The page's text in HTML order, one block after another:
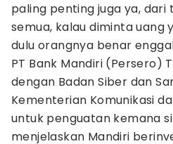
paling penting juga ya,
semua, kalau diminta uang
dulu orangnya benar
PT Bank Mandiri (Persero)
dengan Badan Siber dan
Kementerian Komunikasi
untuk penguatan kemana
menjelaskan Mandiri